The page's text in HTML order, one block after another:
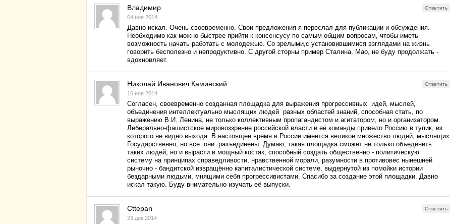
Владимир
04 ноя 2014
Ответить
Давно искал. Очень своевременно. Свои предложения я переслал для публикации и обсуждения.
Необходимо как можно быстрее прийти к консенсусу по самым общим вопросам, чтобы иметь
возможность начать работать с молодежью. Со зрелыми,с установившимися взглядами на жизнь
говорить бесполезно и непродуктивно. С другой сторны пример Сталина, Мао, не буду продолжать -
вдохновляет.
Николай Иванович Каминский
16 ноя 2014
Ответить
Согласен, своевременно созданная площадка для выражения прогрессивных идей, мыслей,
объединения интеллектуально мыслящих людей разных областей знаний, способная стать, по
выражению В.И. Ленина, не только коллективным пропагандистом и агитатором, но и организатором.
Либерально-фашистское мировоззрение российской власти и её команды привело Россию в тупик, из
которого не видно выхода. В настоящее время в России имеется великое множество людей, мыслящих
Государственно, но все они разъединены. Думаю, такая площадка сможет не только объединить
таких людей, но и вырасти в мощный костяк, способный создать общественно - политическую
систему на принципах справедливости, нравственной морали, разумности в противовес нынешней
рыночно - бандитской извращённо капиталистической системе, выдернутой из помойки истории
бездарными людьми, мнящими себя прогрессивистами. Спасибо за создание этой площадки. Давно
искал такую. Буду внимательно изучать её выпуски.
Cttepan
23 дек 2014
Ответить